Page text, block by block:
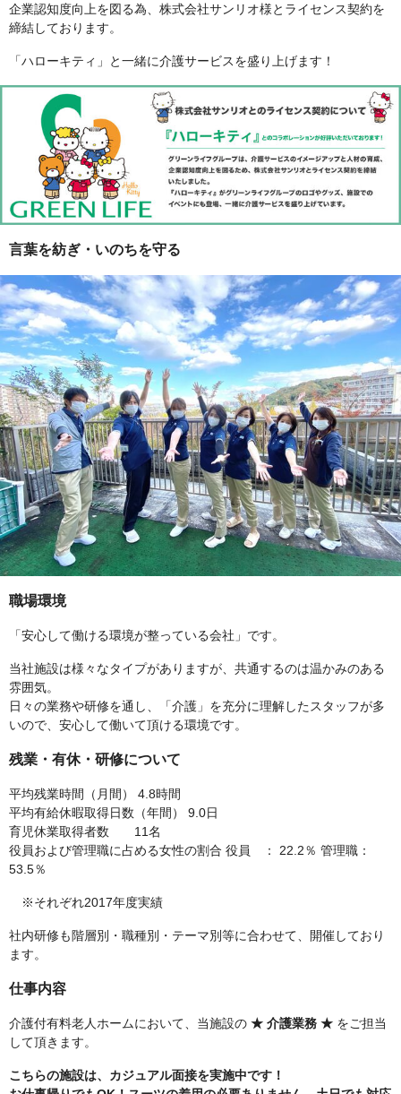
企業認知度向上を図る為、株式会社サンリオ様とライセンス契約を
締結しております。
「ハローキティ」と一緒に介護サービスを盛り上げます！
言葉を紡ぎ・いのちを守る
職場環境
「安心して働ける環境が整っている会社」です。
当社施設は様々なタイプがありますが、共通するのは温かみのある
雰囲気。
日々の業務や研修を通し、「介護」を充分に理解したスタッフが多
いので、安心して働いて頂ける環境です。
残業・有休・研修について
平均残業時間（月間） 4.8時間
平均有給休暇取得日数（年間） 9.0日
育児休業取得者数 11名
役員および管理職に占める女性の割合 役員 ： 22.2％ 管理職：
53.5％
※それぞれ2017年度実績
社内研修も階層別・職種別・テーマ別等に合わせて、開催しており
ます。
仕事内容
介護付有料老人ホームにおいて、当施設の ★ 介護業務 ★ をご担当
して頂きます。
こちらの施設は、カジュアル面接を実施中です！